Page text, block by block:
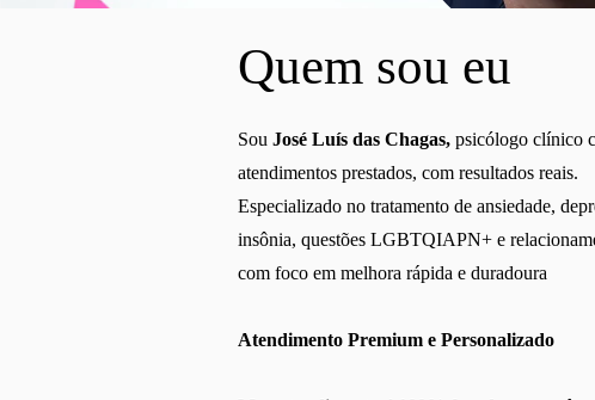
Quem sou eu
Sou José Luís das Chagas, psicólogo clínico
atendimentos prestados, com resultados reais.
Especializado no tratamento de ansiedade,
insônia, questões LGBTQIAPN+ e
com foco em melhora rápida e duradoura
Atendimento Premium e Personalizado